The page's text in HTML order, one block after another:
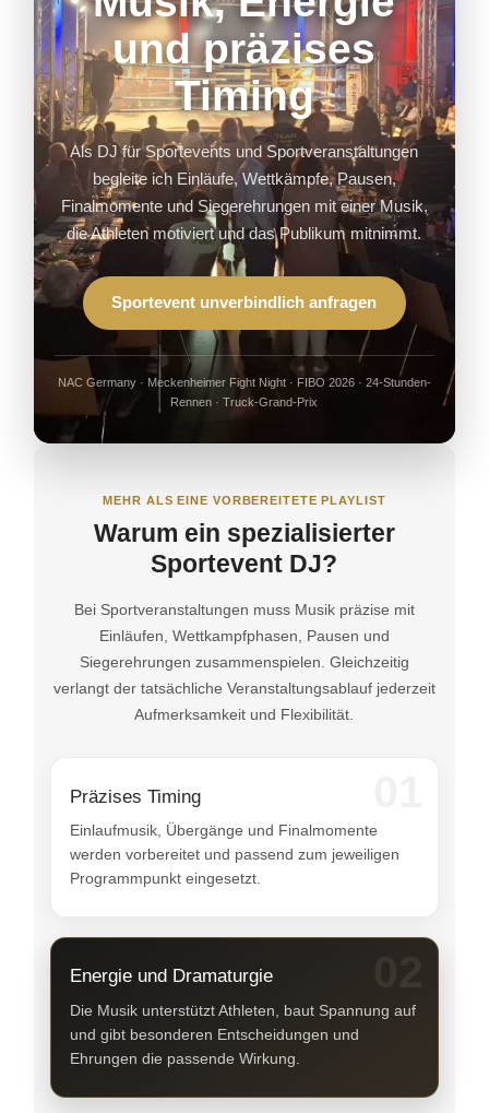
und präzises
Timing
Als DJ für Sportevents und Sportveranstaltungen
begleite ich Einläufe, Wettkämpfe, Pausen,
Finalmomente und Siegerehrungen mit einer Musik,
die Athleten motiviert und das Publikum mitnimmt.
Sportevent unverbindlich anfragen
NAC Germany · Meckenheimer Fight Night · FIBO 2026 · 24-Stunden-
Rennen · Truck-Grand-Prix
MEHR ALS EINE VORBEREITETE PLAYLIST
Warum ein spezialisierter
Sportevent DJ?
Bei Sportveranstaltungen muss Musik präzise mit
Einläufen, Wettkampfphasen, Pausen und
Siegerehrungen zusammenspielen. Gleichzeitig
verlangt der tatsächliche Veranstaltungsablauf jederzeit
Aufmerksamkeit und Flexibilität.
Präzises Timing
Einlaufmusik, Übergänge und Finalmomente
werden vorbereitet und passend zum jeweiligen
Programmpunkt eingesetzt.
Energie und Dramaturgie
Die Musik unterstützt Athleten, baut Spannung auf
und gibt besonderen Entscheidungen und
Ehrungen die passende Wirkung.